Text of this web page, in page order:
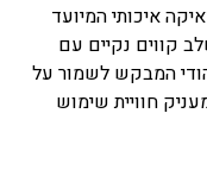
איכותי המיועד
קווים נקיים עם
המבקש לשמור על
חוויית שימוש